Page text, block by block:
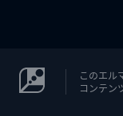
このエル
コンテン